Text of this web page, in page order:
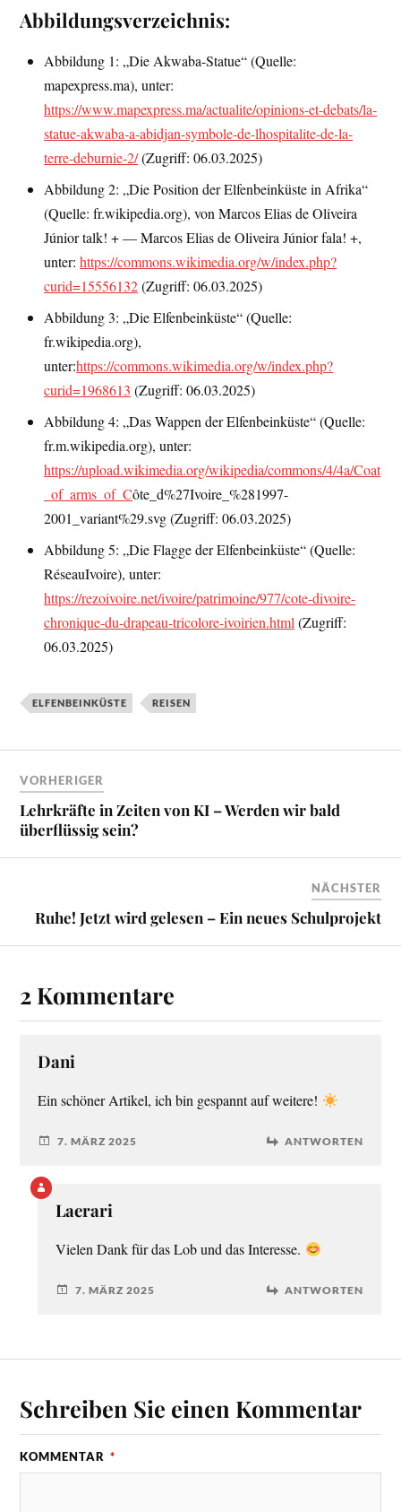
Abbildungsverzeichnis:
Abbildung 1: „Die Akwaba-Statue“ (Quelle:
mapexpress.ma), unter:
https://www.mapexpress.ma/actualite/opinions-et-debats/la-
statue-akwaba-a-abidjan-symbole-de-lhospitalite-de-la-
terre-deburnie-2/(Zugriff: 06.03.2025)
Abbildung 2: „Die Position der Elfenbeinküste in Afrika“
(Quelle: fr.wikipedia.org), von Marcos Elias de Oliveira
Júnior talk! + — Marcos Elias de Oliveira Júnior fala! +,
unter:https://commons.wikimedia.org/w/index.php?
curid=15556132(Zugriff: 06.03.2025)
Abbildung 3: „Die Elfenbeinküste“ (Quelle:
fr.wikipedia.org),
unter:https://commons.wikimedia.org/w/index.php?
curid=1968613 (Zugriff: 06.03.2025)
Abbildung 4: „Das Wappen der Elfenbeinküste“ (Quelle:
fr.m.wikipedia.org), unter:
https://upload.wikimedia.org/wikipedia/commons/4/4a/Coat
_of_arms_of_Côte_d%27Ivoire_%281997-
2001_variant%29.svg (Zugriff: 06.03.2025)
Abbildung 5: „Die Flagge der Elfenbeinküste“ (Quelle:
RéseauIvoire), unter:
https://rezoivoire.net/ivoire/patrimoine/977/cote-divoire-
chronique-du-drapeau-tricolore-ivoirien.html (Zugriff:
06.03.2025)
ELFENBEINKÜSTE REISEN
VORHERIGER
Lehrkräfte in Zeiten von KI – Werden wir bald
überflüssig sein?
NÄCHSTER
Ruhe! Jetzt wird gelesen – Ein neues Schulprojekt
2 Kommentare
Dani
Ein schöner Artikel, ich bin gespannt auf weitere!
7. MÄRZ 2025 ANTWORTEN
Laerari
Vielen Dank für das Lob und das Interesse.
7. MÄRZ 2025 ANTWORTEN
Schreiben Sie einen Kommentar
KOMMENTAR *